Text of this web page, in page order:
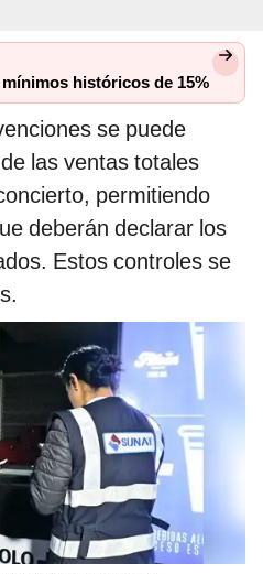
históricos de 15%
se puede
las ventas totales
permitiendo
deberán declarar los
Estos controles se